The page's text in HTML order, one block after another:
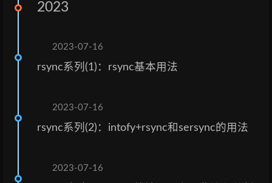
2023
2023-07-16
rsync系列(1)：rsync基本用法
2023-07-16
rsync系列(2)：intofy+rsync和sersync的用法
2023-07-16